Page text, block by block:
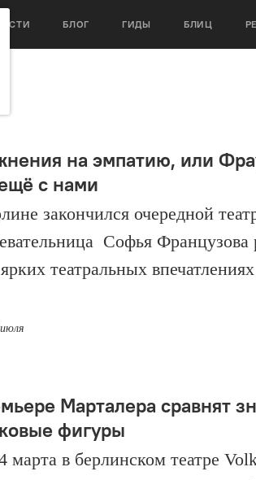
БЛОГ ГИДЫ БЛИЦ
на эмпатию, или
с нами
закончился очередной
Софья Французова
театральных
Марталера сравнят
фигуры
марта в берлинском театре